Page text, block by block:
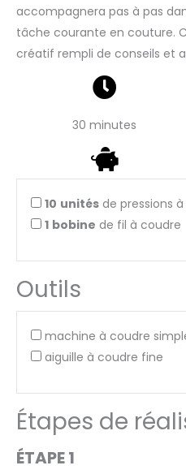
accompagnera pas à pas
tâche courante en couture.
créatif rempli de conseils et
30 minutes
10 unités de pressions
1 bobine de fil à coudre
Outils
machine à coudre
aiguille à coudre fine
Étapes de
ÉTAPE 1